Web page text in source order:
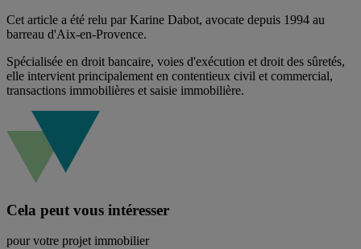
Cet article a été relu par Karine Dabot, avocate depuis 1994 au
barreau d'Aix-en-Provence.
Spécialisée en droit bancaire, voies d'exécution et droit des sûretés,
elle intervient principalement en contentieux civil et commercial,
transactions immobilières et saisie immobilière.
Cela peut vous intéresser
pour votre projet immobilier